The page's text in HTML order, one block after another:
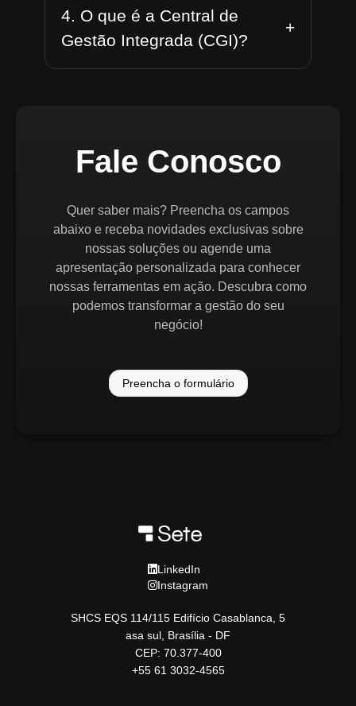
4. O que é a Central de
Gestão Integrada (CGI)?
+
Fale Conosco
Quer saber mais? Preencha os campos
abaixo e receba novidades exclusivas sobre
nossas soluções ou agende uma
apresentação personalizada para conhecer
nossas ferramentas em ação. Descubra como
podemos transformar a gestão do seu
negócio!
Preencha o formulário
LinkedIn
Instagram
SHCS EQS 114/115 Edifício Casablanca, 5
asa sul, Brasília - DF
CEP: 70.377-400
+55 61 3032-4565